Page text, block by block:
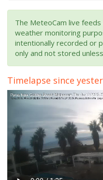
The MeteoCam live
weather monitoring
intentionally recorded or
only and not stored
Timelapse since